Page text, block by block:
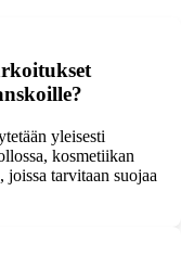
yleisesti
kosmetiikan
joissa tarvitaan suojaa